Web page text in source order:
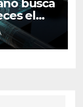
busca
el
en